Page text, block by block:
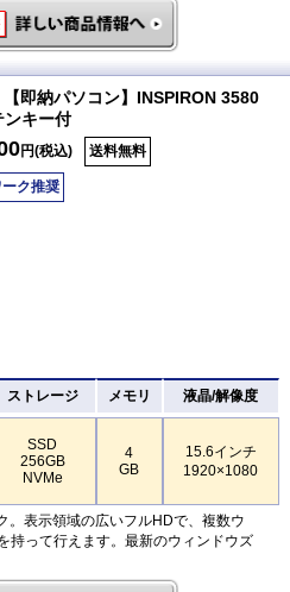
即納パソコン】INSPIRON 3580
キー付
円(税込) 送料無料
ク推奨
ストレージ メモリ 液晶/解像度
SSD
256GB
NVMe
4
GB
15.6インチ
1920×1080
。表示領域の広いフルHDで、複数ウ
持って行えます。最新のウィンドウズ